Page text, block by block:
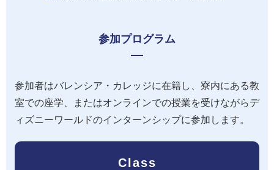
参加プログラム
参加者はバレンシア・カレッジに在籍し、寮内にある教
室での座学、またはオンラインでの授業を受けながらデ
ィズニーワールドのインターンシップに参加します。
Class